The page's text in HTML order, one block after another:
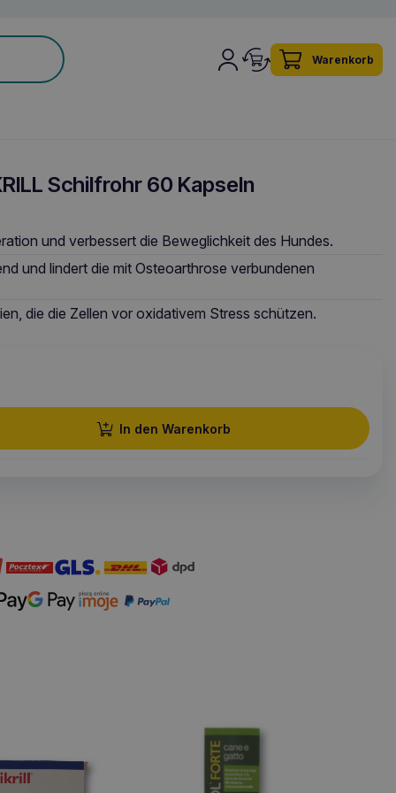
Warenkorb
Schilfrohr 60 Kapseln
und verbessert die Beweglichkeit des Hundes.
und lindert die mit Osteoarthrose verbundenen
die die Zellen vor oxidativem Stress schützen.
In den Warenkorb